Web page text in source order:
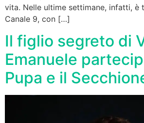
vita. Nelle ultime settimane, infatti, è
Canale 9, con […]
Il figlio segreto di
Emanuele
Pupa e il